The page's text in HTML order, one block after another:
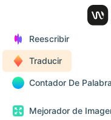
Reescribir
Traducir
Contador De
Mejorador de